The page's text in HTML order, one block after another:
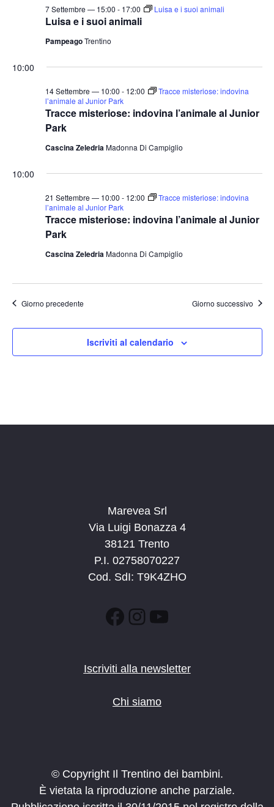
Luisa e i suoi animali
7 Settembre — 15:00 - 17:00 Luisa e i suoi animali
PampeagoTrentino
10:00
Tracce misteriose: indovina l’animale al Junior
Park
14 Settembre — 10:00 - 12:00
Tracce misteriose: indovina
l’animale al Junior Park
Cascina ZeledriaMadonna Di Campiglio
10:00
Tracce misteriose: indovina l’animale al Junior
Park
21 Settembre — 10:00 - 12:00
Tracce misteriose: indovina
l’animale al Junior Park
Cascina ZeledriaMadonna Di Campiglio
Giorno precedente Giorno successivo
Iscriviti al calendario
Marevea Srl
Via Luigi Bonazza 4
38121 Trento
P.I. 02758070227
Cod. SdI: T9K4ZHO
Facebook
Instagram
YouTube
Iscriviti alla newsletter
Chi siamo
© Copyright Il Trentino dei bambini.
È vietata la riproduzione anche parziale.